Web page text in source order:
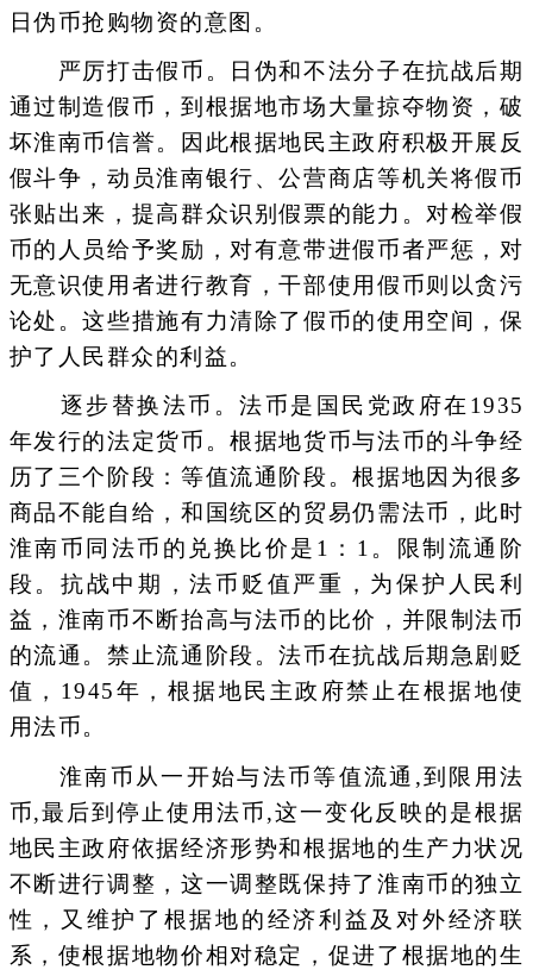
日伪币抢购物资的意图。
严厉打击假币。日伪和不法分子在抗战后期
通过制造假币，到根据地市场大量掠夺物资，破
坏淮南币信誉。因此根据地民主政府积极开展反
假斗争，动员淮南银行、公营商店等机关将假币
张贴出来，提高群众识别假票的能力。对检举假
币的人员给予奖励，对有意带进假币者严惩，对
无意识使用者进行教育，干部使用假币则以贪污
论处。这些措施有力清除了假币的使用空间，保
护了人民群众的利益。
逐步替换法币。法币是国民党政府在1935
年发行的法定货币。根据地货币与法币的斗争经
历了三个阶段：等值流通阶段。根据地因为很多
商品不能自给，和国统区的贸易仍需法币，此时
淮南币同法币的兑换比价是1：1。限制流通阶
段。抗战中期，法币贬值严重，为保护人民利
益，淮南币不断抬高与法币的比价，并限制法币
的流通。禁止流通阶段。法币在抗战后期急剧贬
值，1945年，根据地民主政府禁止在根据地使
用法币。
淮南币从一开始与法币等值流通,到限用法
币,最后到停止使用法币,这一变化反映的是根据
地民主政府依据经济形势和根据地的生产力状况
不断进行调整，这一调整既保持了淮南币的独立
性，又维护了根据地的经济利益及对外经济联
系，使根据地物价相对稳定，促进了根据地的生